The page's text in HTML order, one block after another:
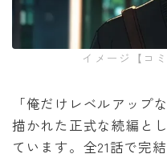
みいちゃんと山田さん
作戦名は純情
枯れた花に涙を
よくある令嬢転生だと
イメージ【コ
「俺だけレベルアップ
描かれた正式な続編と
ています。全21話で完